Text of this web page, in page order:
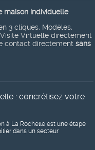
maison individuelle
3 cliques, Modèles,
Visite Virtuelle directement
contact directement sans
: concrétisez votre
à La Rochelle est une étape
dans un secteur